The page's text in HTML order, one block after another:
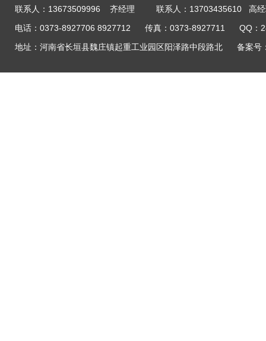
联系人：13673509996 齐经理 联系人：13703435610 高经
电话：0373-8927706 8927712 传真：0373-8927711 QQ
地址：河南省长垣县魏庄镇起重工业园区阳泽路中段路北 备案号